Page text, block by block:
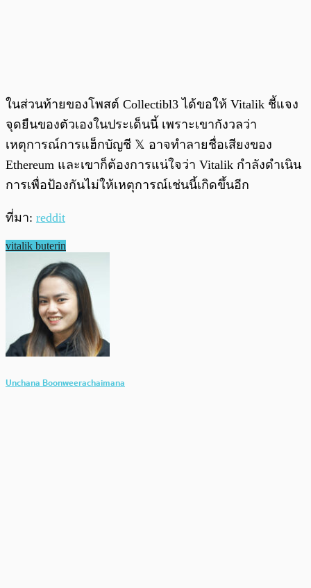
ในส่วนท้ายของโพสต์ Collectibl3 ได้ขอให้ Vitalik ชี้แจง
จุดยืนของตัวเองในประเด็นนี้ เพราะเขากังวลว่า
เหตุการณ์การแฮ็กบัญชี 𝕏 อาจทำลายชื่อเสียงของ
Ethereum และเขาก็ต้องการแน่ใจว่า Vitalik กำลังดำเนิน
การเพื่อป้องกันไม่ให้เหตุการณ์เช่นนี้เกิดขึ้นอีก
ที่มา: reddit
vitalik buterin
Unchana Boonweerachaimana